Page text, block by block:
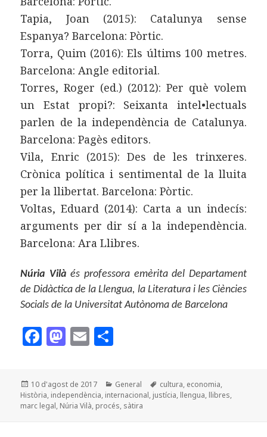
Tapia, Joan (2015): Catalunya sense
Espanya? Barcelona: Pòrtic.
Torra, Quim (2016): Els últims 100 metres.
Barcelona: Angle editorial.
Torres, Roger (ed.) (2012): Per què volem
un Estat propi?: Seixanta intel•lectuals
parlen de la independència de Catalunya.
Barcelona: Pagès editors.
Vila, Enric (2015): Des de les trinxeres.
Crònica política i sentimental de la lluita
per la llibertat. Barcelona: Pòrtic.
Voltas, Eduard (2014): Carta a un indecís:
arguments per dir sí a la independència.
Barcelona: Ara Llibres.
Núria Vilà és professora emèrita del Departament
de Didàctica de la Llengua, la Literatura i les Ciències
Socials de la Universitat Autònoma de Barcelona
F
c
e
b
M
to
d
o
E
l p
a
Publicat
el
10 d'agost de 2017 Categories
General Etiquetes
cultura, economia,
Història, independència, internacional, justícia, llengua, llibres,
marc legal, Núria Vilà, procés, sàtira